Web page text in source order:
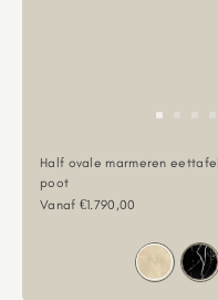
Half ovale marmeren
poot
Aanbiedingsprijs
Vanaf €1.790,00